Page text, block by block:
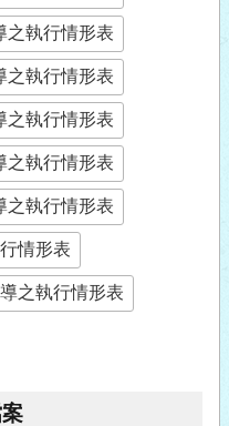
之執行情形表
之執行情形表
之執行情形表
之執行情形表
之執行情形表
情形表
之執行情形表